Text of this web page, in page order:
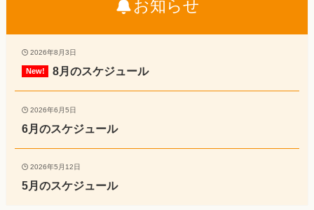
お知らせ
2026年8月3日
8月のスケジュール
2026年6月5日
6月のスケジュール
2026年5月12日
5月のスケジュール